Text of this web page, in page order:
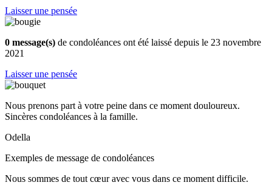
Laisser une pensée
0 message(s) de condoléances ont été laissé depuis le 23 novembre
2021
Laisser une pensée
Nous prenons part à votre peine dans ce moment douloureux.
Sincères condoléances à la famille.
Odella
Exemples de message de condoléances
Nous sommes de tout cœur avec vous dans ce moment difficile.